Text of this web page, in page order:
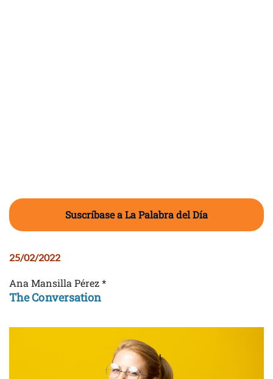
Suscríbase a La Palabra del Día
25/02/2022
Ana Mansilla Pérez *
The Conversation